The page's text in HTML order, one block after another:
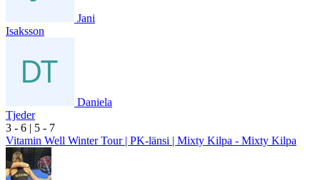
Jani
Isaksson
Daniela
Tjeder
3 - 6 | 5 - 7
Vitamin Well Winter Tour | PK-länsi | Mixty Kilpa - Mixty Kilpa